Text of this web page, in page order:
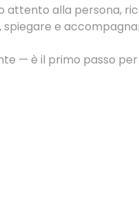
attento alla persona,
e
— è il primo passo